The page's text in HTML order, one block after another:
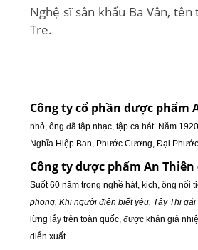
Nghệ sĩ sân khấu Ba Vân,
Tre.
Công ty cổ phần dược phẩm
nhỏ, ông đã tập nhạc, tập ca hát. Năm
Nghĩa Hiệp Ban, Phước Cương, Đại
Công ty dược phẩm An Thiên
Suốt 60 năm trong nghề hát, kịch, ông nổi
phong, Khi người điên biết yêu, Tây Thi
lừng lẫy trên toàn quốc, được khán giả
diễn xuất.